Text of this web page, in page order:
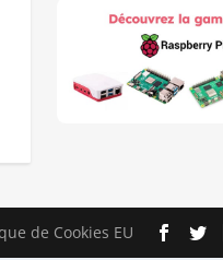
de Cookies EU